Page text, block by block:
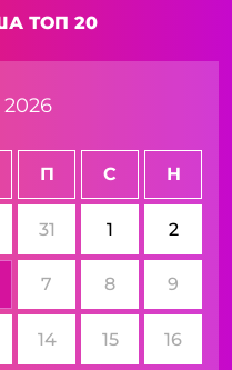
ТОП 20
2026
П С Н
31 1 2
7 8 9
14 15 16